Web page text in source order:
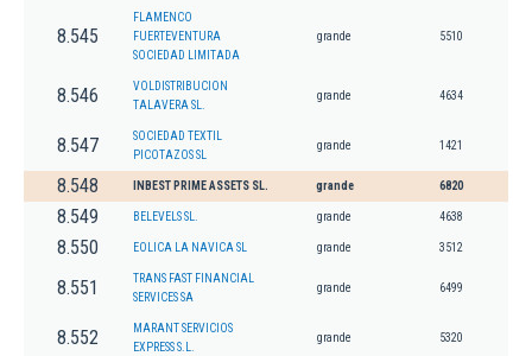
8.545
FLAMENCO
FUERTEVENTURA
SOCIEDAD LIMITADA
grande 5510
8.546
VOLDISTRIBUCION
TALAVERA SL.
grande 4634
8.547
SOCIEDAD TEXTIL
PICOTAZOS SL
grande 1421
8.548 INBEST PRIME ASSETS SL. grande 6820
8.549 BELEVELS SL. grande 4638
8.550 EOLICA LA NAVICA SL grande 3512
8.551
TRANS FAST FINANCIAL
SERVICES SA
grande 6499
8.552
MARANT SERVICIOS
EXPRESS S.L.
grande 5320